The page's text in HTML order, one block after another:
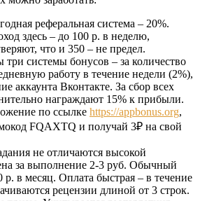
реферальная система – 20%.
здесь – до 100 р. в неделю,
что и 350 – не предел.
системы бонусов – за количество
работу в течение недели (2%),
аккаунта Вконтакте. За сбор всех
награждают 15% к прибыли.
по ссылке https://appbonus.org,
FQAXTQ и получай 3₽ на свой
не отличаются высокой
за выполнение 2-3 руб. Обычный
р. в месяц. Оплата быстрая – в течение
рецензии длиной от 3 строк.